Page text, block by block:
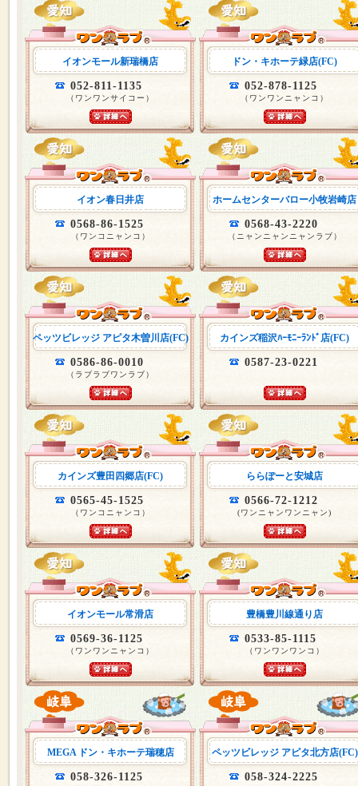
イオンモール新瑞橋店
052-811-1135
（ワンワンサイコー）
ドン・キホーテ緑店(FC)
052-878-1125
（ワンワンニャンコ）
イオン春日井店
0568-86-1525
（ワンコニャンコ）
ホームセンターバロー小牧岩崎店
0568-43-2220
（ニャンニャンニャンラブ）
ペッツビレッジ アピタ木曽川店(FC)
0586-86-0010
（ラブラブワンラブ）
カインズ稲沢ﾊｰﾓﾆｰﾗﾝﾄﾞ店(FC)
0587-23-0221
カインズ豊田四郷店(FC)
0565-45-1525
（ワンコニャンコ）
ららぽーと安城店
0566-72-1212
(ワンニャンワンニャン)
イオンモール常滑店
0569-36-1125
（ワンワンニャンコ）
豊橋豊川線通り店
0533-85-1115
（ワンワンワンコ）
MEGA ドン・キホーテ瑞穂店
058-326-1125
ペッツビレッジ アピタ北方店(FC)
058-324-2225